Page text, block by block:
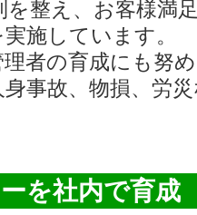
整え、お客様満
施しています。
理者の育成にも努
事故、物損、労
を社内で育成